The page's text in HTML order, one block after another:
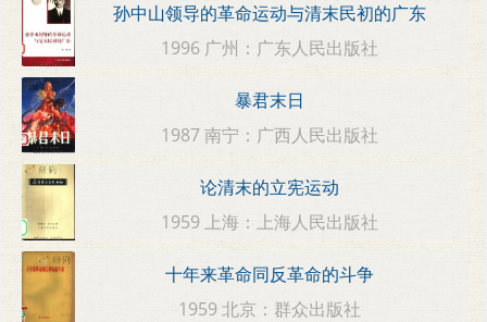
孙中山领导的革命运动与清末民初的广东
1996 广州：广东人民出版社
暴君末日
1987 南宁：广西人民出版社
论清末的立宪运动
1959 上海：上海人民出版社
十年来革命同反革命的斗争
1959 北京：群众出版社